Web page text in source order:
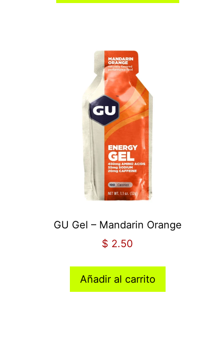
GU Gel – Mandarin Orange
$ 2.50
Añadir al carrito